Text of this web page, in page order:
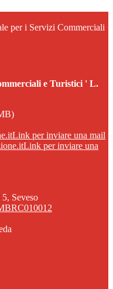
per i Servizi Commerciali
e Turistici ' L.
Link per inviare una mail
Link per inviare una
Seveso